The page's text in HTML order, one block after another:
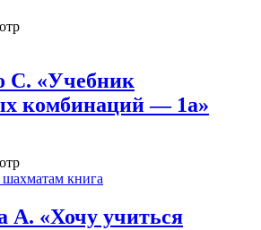
С. «Учебник
комбинаций — 1а»
А. «Хочу учиться